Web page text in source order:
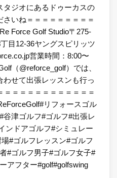
タジオにあるドゥーカスの
いね＝＝＝＝＝＝＝＝＝
Force Golf Studio〒275-
目12-36ヤングスピリッツ
営業時間：8:00〜
（@reforce_golf）では、
せて出張レッスンも行っ
＝＝＝＝＝＝＝＝＝＝＝
リフォースゴル
谷津ゴルフ#ゴルフ#出張レ
ンドアゴルフ#シミュレー
#ゴルフレッスン#ゴルフ
#ゴルフ男子#ゴルフ女子#
アフター#golf#golfswing